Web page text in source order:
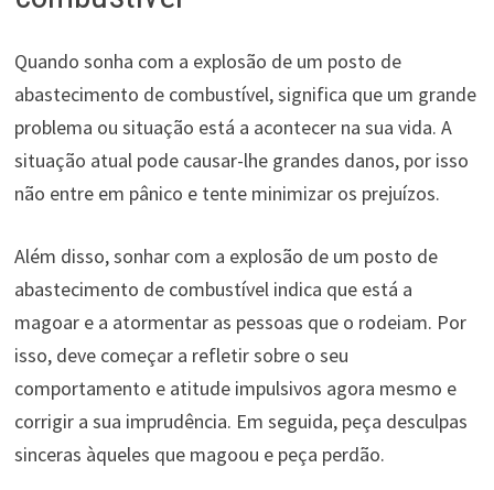
Quando sonha com a explosão de um posto de
abastecimento de combustível, significa que um grande
problema ou situação está a acontecer na sua vida. A
situação atual pode causar-lhe grandes danos, por isso
não entre em pânico e tente minimizar os prejuízos.
Além disso, sonhar com a explosão de um posto de
abastecimento de combustível indica que está a
magoar e a atormentar as pessoas que o rodeiam. Por
isso, deve começar a refletir sobre o seu
comportamento e atitude impulsivos agora mesmo e
corrigir a sua imprudência. Em seguida, peça desculpas
sinceras àqueles que magoou e peça perdão.